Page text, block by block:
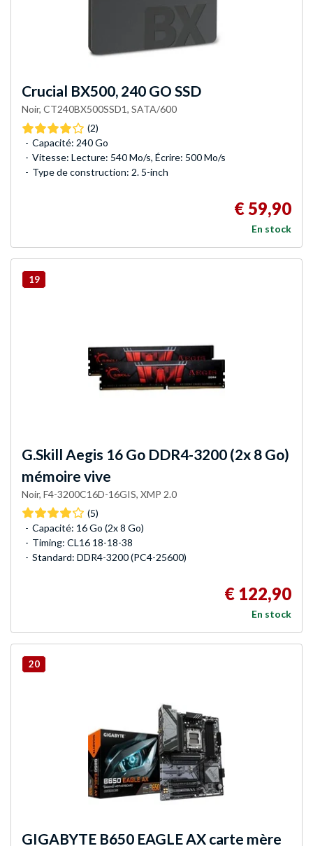
Crucial BX500, 240 GO SSD
Noir, CT240BX500SSD1, SATA/600
(2)
Capacité: 240 Go
Vitesse: Lecture: 540 Mo/s, Écrire: 500 Mo/s
Type de construction: 2. 5-inch
€ 59,90
En stock
19
G.Skill Aegis 16 Go DDR4-3200 (2x 8 Go)
mémoire vive
Noir, F4-3200C16D-16GIS, XMP 2.0
(5)
Capacité: 16 Go (2x 8 Go)
Timing: CL16 18-18-38
Standard: DDR4-3200 (PC4-25600)
€ 122,90
En stock
20
GIGABYTE B650 EAGLE AX carte mère